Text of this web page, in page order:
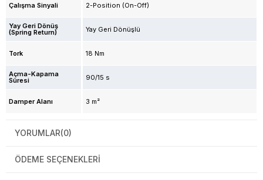
Çalışma Sinyali 2-Position (On-Off)
Yay Geri Dönüş
(Spring Return) Yay Geri Dönüşlü
Tork 18 Nm
Açma-Kapama
Süresi 90/15 s
Damper Alanı 3 m²
YORUMLAR(0)
ÖDEME SEÇENEKLERI